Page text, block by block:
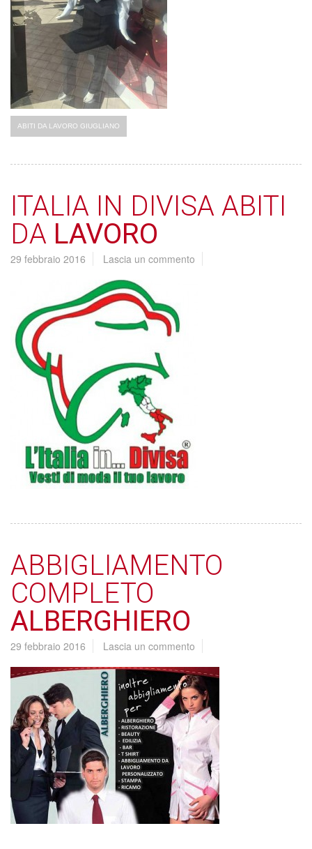
ABITI DA LAVORO GIUGLIANO
ITALIA IN DIVISA ABITI
DA LAVORO
29 febbraio 2016 Lascia un commento
ABBIGLIAMENTO
COMPLETO
ALBERGHIERO
29 febbraio 2016 Lascia un commento